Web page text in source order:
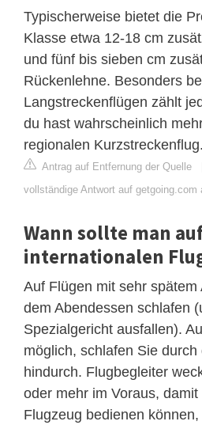
Typischerweise bietet die
Klasse etwa 12-18 cm
und fünf bis sieben cm
Rückenlehne. Besonders
Langstreckenflügen zählt
du hast wahrscheinlich
regionalen Kurzstreckenflug.
Antrag auf Entfernung der Quelle
vollständige Antwort auf getgoing.com
Wann sollte man
internationalen
Auf Flügen mit sehr
dem Abendessen schlafen
Spezialgericht ausfallen).
möglich, schlafen Sie
hindurch. Flugbegleiter
oder mehr im Voraus,
Flugzeug bedienen